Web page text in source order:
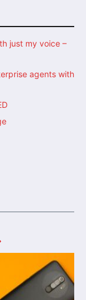
just my voice –
agents with